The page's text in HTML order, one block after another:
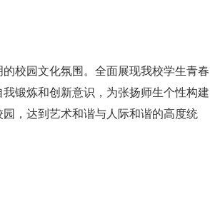
校园文化氛围。全面展现我校学生青春
锻炼和创新意识，为张扬师生个性构建
，达到艺术和谐与人际和谐的高度统